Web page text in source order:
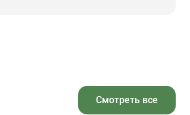
Смотреть все